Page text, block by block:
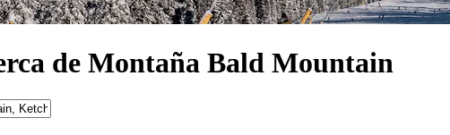
de Montaña Bald Mountain